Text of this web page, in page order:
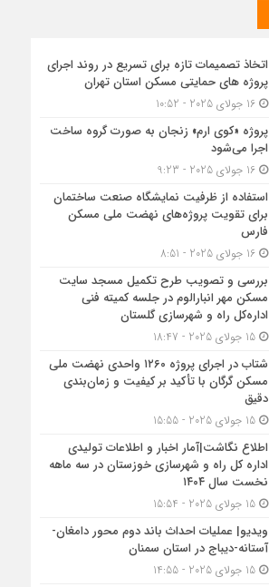
اتخاذ تصمیمات تازه برای تسریع در روند اجرای
پروژه های حمایتی مسکن استان تهران
16 جولای 2025 - 10:52
پروژه «کوی ارم» زنجان به صورت گروه ساخت
اجرا می‌شود
16 جولای 2025 - 9:23
استفاده از ظرفیت نمایشگاه صنعت ساختمان
برای تقویت پروژه‌های نهضت ملی مسکن
فارس
16 جولای 2025 - 8:51
بررسی و تصویب طرح تکمیل مسجد سایت
مسکن مهر انبارالوم در جلسه کمیته فنی
اداره‌کل راه و شهرسازی گلستان
15 جولای 2025 - 18:47
شتاب در اجرای پروژه ۱۲۶۰ واحدی نهضت ملی
مسکن گرگان با تأکید بر کیفیت و زمان‌بندی
دقیق
15 جولای 2025 - 15:55
اطلاع نگاشت|آمار اخبار و اطلاعات تولیدی
اداره کل راه و شهرسازی خوزستان در سه ماهه
نخست سال ۱۴۰۴
15 جولای 2025 - 15:54
ویدیو| عملیات احداث باند دوم محور دامغان-
آستانه-دیباج در استان سمنان
15 جولای 2025 - 14:55